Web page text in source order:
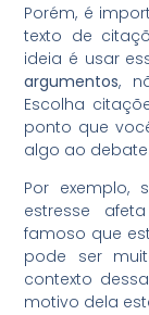
Porém, é
texto de
ideia é usar
argumentos,
Escolha
ponto que
algo ao debate.
Por
estresse
famoso que
pode ser
contexto
motivo dela